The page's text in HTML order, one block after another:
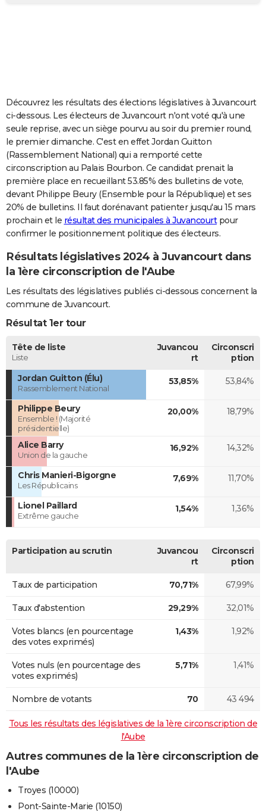
Carte de Noël
Carte Bonne année
Carte Saint-Valentin
Carte Pâques
Carte d'anniversaire
DICTIONNAIRE
Dictionnaire
Biographies
Citations
Expressions
Proverbes
PROGRAMME TV
COPAINS D'AVANT
S'inscrire
Se connecter
Lycées
Collèges
Primaires
Universités
Entreprises
Service militaire
Avis de recherche
AVIS DE DÉCÈS
FORUM
Bricolage
Lifestyle
Culture
Sport
Auto
Television
Voyage
Cinema
Découvrez les résultats des élections législatives à Juvancourt
ci-dessous. Les électeurs de Juvancourt n'ont voté qu'à une
seule reprise, avec un siège pourvu au soir du premier round,
le premier dimanche. C'est en effet Jordan Guitton
(Rassemblement National) qui a remporté cette
circonscription au Palais Bourbon. Ce candidat prenait la
première place en recueillant 53.85% des bulletins de vote,
devant Philippe Beury (Ensemble pour la République) et ses
20% de bulletins. Il faut dorénavant patienter jusqu'au 15 mars
prochain et le résultat des municipales à Juvancourtpour
confirmer le positionnement politique des électeurs.
Résultats législatives 2024 à Juvancourt dans
la 1ère circonscription de l'Aube
Les résultats des législatives publiés ci-dessous concernent la
commune de Juvancourt.
Résultat 1er tour
Tête de liste
Liste
Juvancou
rt
Circonscri
ption
Jordan Guitton (Élu)
Rassemblement National
53,85% 53,84%
Philippe Beury
Ensemble ! (Majorité
présidentielle)
20,00% 18,79%
Alice Barry
Union de la gauche
16,92% 14,32%
Chris Manieri-Bigorgne
Les Républicains
7,69% 11,70%
Lionel Paillard
Extrême gauche
1,54% 1,36%
Participation au scrutin
Juvancou
rt
Circonscri
ption
Taux de participation 70,71% 67,99%
Taux d'abstention 29,29% 32,01%
Votes blancs (en pourcentage
des votes exprimés)
1,43% 1,92%
Votes nuls (en pourcentage des
votes exprimés)
5,71% 1,41%
Nombre de votants 70 43 494
Tous les résultats des législatives de la 1ère circonscription de
l'Aube
Autres communes de la 1ère circonscription de
l'Aube
Troyes (10000)
Pont-Sainte-Marie (10150)